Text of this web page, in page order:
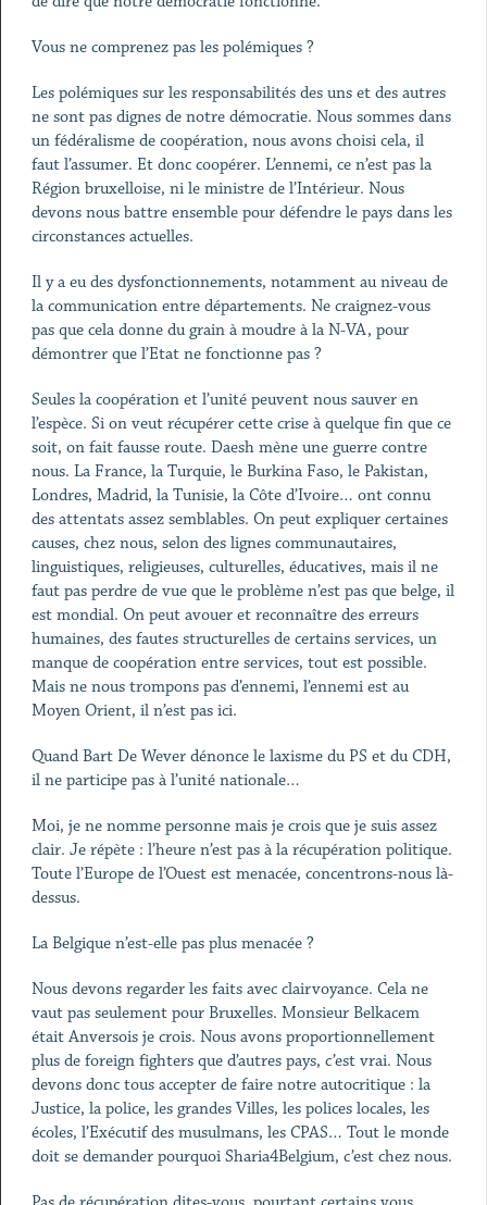
Vous ne comprenez pas les polémiques ?
Les polémiques sur les responsabilités des uns et des autres
ne sont pas dignes de notre démocratie. Nous sommes dans
un fédéralisme de coopération, nous avons choisi cela, il
faut l’assumer. Et donc coopérer. L’ennemi, ce n’est pas la
Région bruxelloise, ni le ministre de l’Intérieur. Nous
devons nous battre ensemble pour défendre le pays dans les
circonstances actuelles.
Il y a eu des dysfonctionnements, notamment au niveau de
la communication entre départements. Ne craignez-vous
pas que cela donne du grain à moudre à la N-VA, pour
démontrer que l’Etat ne fonctionne pas ?
Seules la coopération et l’unité peuvent nous sauver en
l’espèce. Si on veut récupérer cette crise à quelque fin que ce
soit, on fait fausse route. Daesh mène une guerre contre
nous. La France, la Turquie, le Burkina Faso, le Pakistan,
Londres, Madrid, la Tunisie, la Côte d’Ivoire… ont connu
des attentats assez semblables. On peut expliquer certaines
causes, chez nous, selon des lignes communautaires,
linguistiques, religieuses, culturelles, éducatives, mais il ne
faut pas perdre de vue que le problème n’est pas que belge, il
est mondial. On peut avouer et reconnaître des erreurs
humaines, des fautes structurelles de certains services, un
manque de coopération entre services, tout est possible.
Mais ne nous trompons pas d’ennemi, l’ennemi est au
Moyen Orient, il n’est pas ici.
Quand Bart De Wever dénonce le laxisme du PS et du CDH,
il ne participe pas à l’unité nationale…
Moi, je ne nomme personne mais je crois que je suis assez
clair. Je répète : l’heure n’est pas à la récupération politique.
Toute l’Europe de l’Ouest est menacée, concentrons-nous là-
dessus.
La Belgique n’est-elle pas plus menacée ?
Nous devons regarder les faits avec clairvoyance. Cela ne
vaut pas seulement pour Bruxelles. Monsieur Belkacem
était Anversois je crois. Nous avons proportionnellement
plus de foreign fighters que d’autres pays, c’est vrai. Nous
devons donc tous accepter de faire notre autocritique : la
Justice, la police, les grandes Villes, les polices locales, les
écoles, l’Exécutif des musulmans, les CPAS… Tout le monde
doit se demander pourquoi Sharia4Belgium, c’est chez nous.